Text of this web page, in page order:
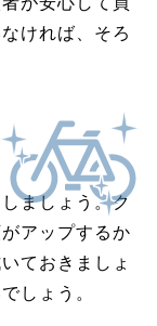
ければ、そろ
ましょう。ク
アップするか
ておきましょ
しょう。